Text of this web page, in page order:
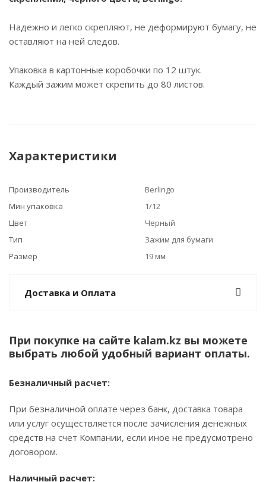
Надежно и легко скрепляют, не деформируют бумагу, не
оставляют на ней следов.
Упаковка в картонные коробочки по 12 штук.
Каждый зажим может скрепить до 80 листов.
Характеристики
Производитель
Berlingo
Мин упаковка
1/12
Цвет
Черный
Тип
Зажим для бумаги
Размер
19 мм
Доставка и Оплата
При покупке на сайте kalam.kz вы можете
выбрать любой удобный вариант оплаты.
Безналичный расчет:
При безналичной оплате через банк, доставка товара
или услуг осуществляется после зачисления денежных
средств на счет Компании, если иное не предусмотрено
договором.
Наличный расчет: